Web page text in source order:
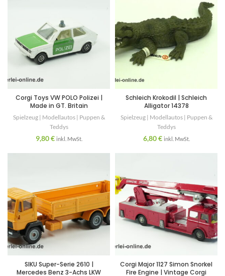
Corgi Toys VW POLO Polizei |
Made in GT. Britain
Spielzeug | Modellautos | Puppen &
Teddys
9,80€ inkl. MwSt.
Schleich Krokodil | Schleich
Alligator 14378
Spielzeug | Modellautos | Puppen &
Teddys
6,80€ inkl. MwSt.
SIKU Super-Serie 2610 |
Mercedes Benz 3-Achs LKW
Corgi Major 1127 Simon Snorkel
Fire Engine | Vintage Corgi